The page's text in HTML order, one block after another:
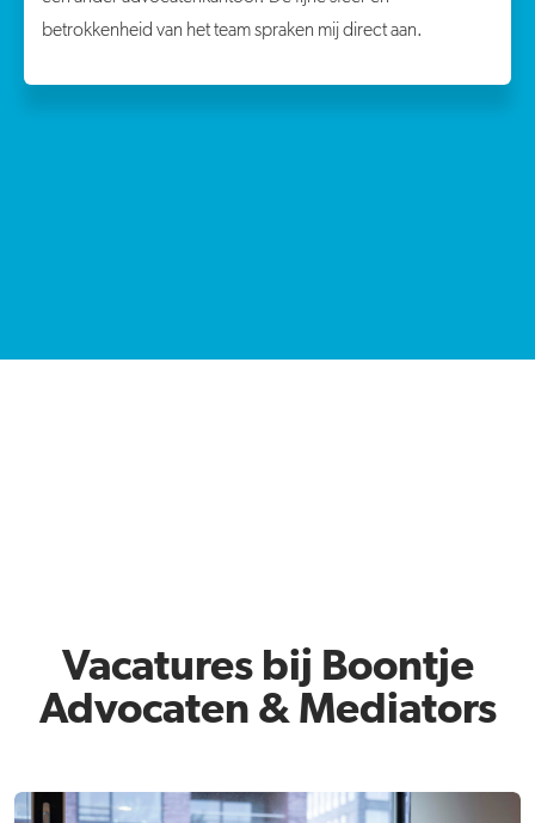
betrokkenheid van het team spraken mij direct aan.
Vacatures bij Boontje
Advocaten & Mediators